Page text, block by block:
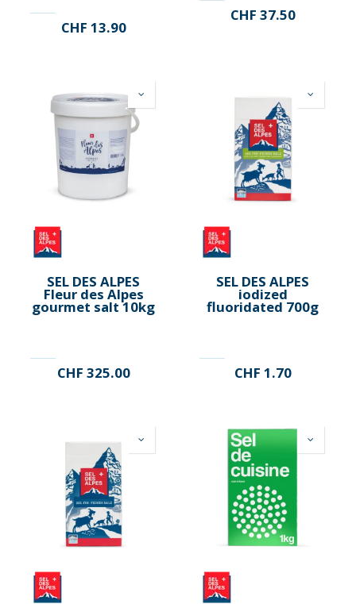
CHF 13.90
CHF 37.50
SEL DES ALPES
Fleur des Alpes
gourmet salt 10kg
CHF 325.00
SEL DES ALPES
iodized
fluoridated 700g
CHF 1.70